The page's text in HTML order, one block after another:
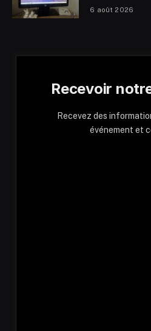
6 août 2026
Recevoir
Recevez des
événement et